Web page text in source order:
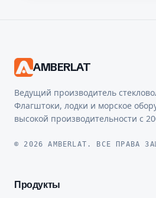
AMBERLAT
Ведущий производитель
Флагштоки, лодки и морское
высокой производительности с
© 2026 AMBERLAT. ВСЕ ПРАВА
Продукты